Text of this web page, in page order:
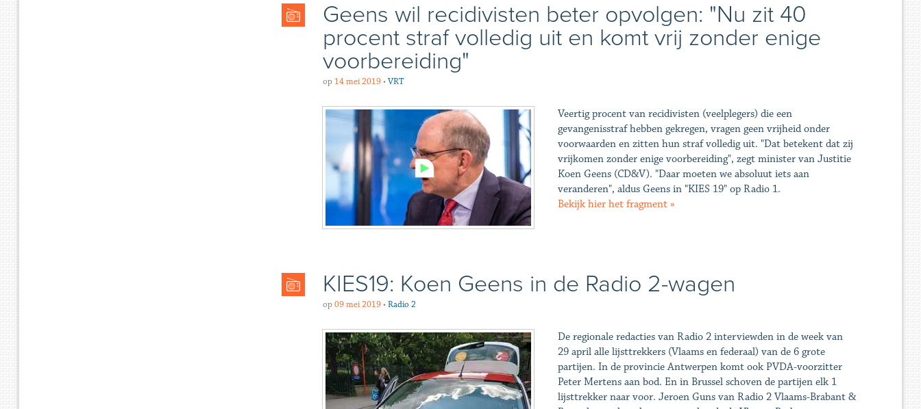
Geens wil recidivisten beter opvolgen: "Nu zit 40
procent straf volledig uit en komt vrij zonder enige
voorbereiding"
op 14 mei 2019 • VRT
Veertig procent van recidivisten (veelplegers) die een
gevangenisstraf hebben gekregen, vragen geen vrijheid onder
voorwaarden en zitten hun straf volledig uit. "Dat betekent dat zij
vrijkomen zonder enige voorbereiding", zegt minister van Justitie
Koen Geens (CD&V). "Daar moeten we absoluut iets aan
veranderen", aldus Geens in "KIES 19" op Radio 1.
Bekijk hier het fragment »
KIES19: Koen Geens in de Radio 2-wagen
op 09 mei 2019 • Radio 2
De regionale redacties van Radio 2 interviewden in de week van
29 april alle lijsttrekkers (Vlaams en federaal) van de 6 grote
partijen. In de provincie Antwerpen komt ook PVDA-voorzitter
Peter Mertens aan bod. En in Brussel schoven de partijen elk 1
lijsttrekker naar voor. Jeroen Guns van Radio 2 Vlaams-Brabant &